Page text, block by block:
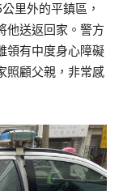
里外的平鎮區，
他送返回家。警方
領有中度身心障礙
照顧父親，非常感